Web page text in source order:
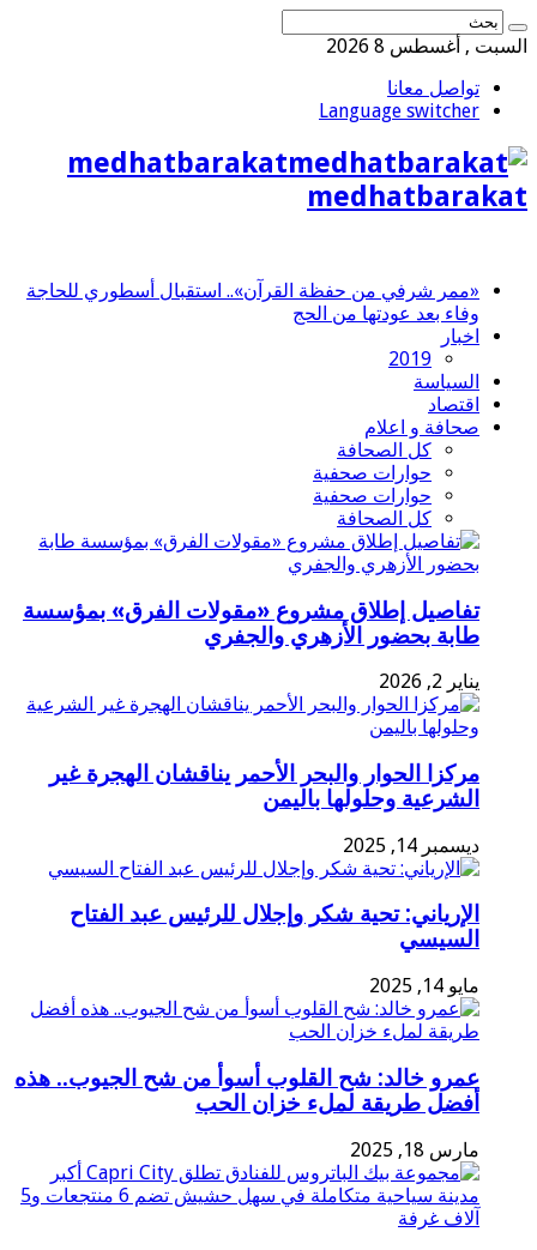
السبت , أغسطس 8 2026
تواصل معانا
Language switcher
medhatbarakat
medhatbarakat
«ممر شرفي من حفظة القرآن».. استقبال أسطوري للحاجة
وفاء بعد عودتها من الحج
اخبار
2019
السياسة
اقتصاد
صحافة و اعلام
كل الصحافة
حوارات صحفية
حوارات صحفية
كل الصحافة
تفاصيل إطلاق مشروع «مقولات الفرق» بمؤسسة
طابة بحضور الأزهري والجفري
يناير 2, 2026
مركزا الحوار والبحر الأحمر يناقشان الهجرة غير
الشرعية وحلولها باليمن
ديسمبر 14, 2025
الإرياني: تحية شكر وإجلال للرئيس عبد الفتاح
السيسي
مايو 14, 2025
عمرو خالد: شح القلوب أسوأ من شح الجيوب.. هذه
أفضل طريقة لملء خزان الحب
مارس 18, 2025